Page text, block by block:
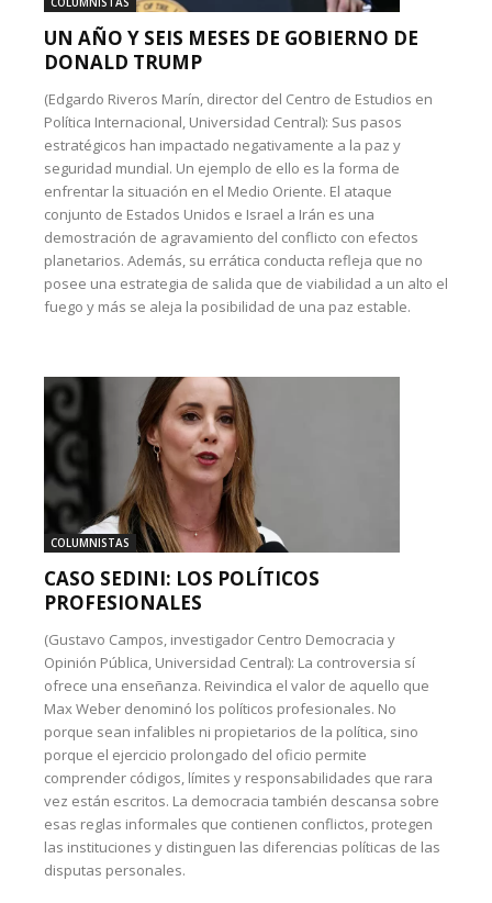
UN AÑO Y SEIS MESES DE GOBIERNO DE
DONALD TRUMP
(Edgardo Riveros Marín, director del Centro de Estudios en
Política Internacional, Universidad Central): Sus pasos
estratégicos han impactado negativamente a la paz y
seguridad mundial. Un ejemplo de ello es la forma de
enfrentar la situación en el Medio Oriente. El ataque
conjunto de Estados Unidos e Israel a Irán es una
demostración de agravamiento del conflicto con efectos
planetarios. Además, su errática conducta refleja que no
posee una estrategia de salida que de viabilidad a un alto el
fuego y más se aleja la posibilidad de una paz estable.
COLUMNISTAS
CASO SEDINI: LOS POLÍTICOS
PROFESIONALES
(Gustavo Campos, investigador Centro Democracia y
Opinión Pública, Universidad Central): La controversia sí
ofrece una enseñanza. Reivindica el valor de aquello que
Max Weber denominó los políticos profesionales. No
porque sean infalibles ni propietarios de la política, sino
porque el ejercicio prolongado del oficio permite
comprender códigos, límites y responsabilidades que rara
vez están escritos. La democracia también descansa sobre
esas reglas informales que contienen conflictos, protegen
las instituciones y distinguen las diferencias políticas de las
disputas personales.